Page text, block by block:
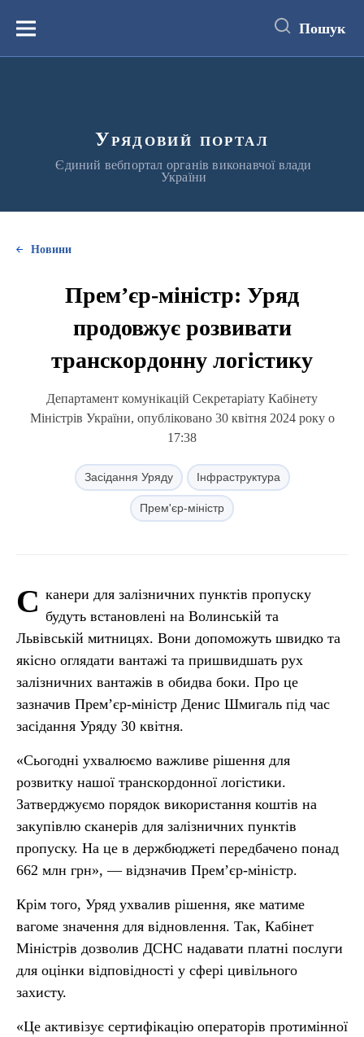
вмістуМеню Пошук
Урядовий портал
Єдиний вебпортал органів виконавчої влади
України
Новини
Прем’єр-міністр: Уряд
продовжує розвивати
транскордонну логістику
Департамент комунікацій Секретаріату Кабінету
Міністрів України, опубліковано 30 квітня 2024 року о
17:38
Засідання Уряду Інфраструктура
Прем'єр-міністр
С канери для залізничних пунктів пропуску
будуть встановлені на Волинській та
Львівській митницях. Вони допоможуть швидко та
якісно оглядати вантажі та пришвидшать рух
залізничних вантажів в обидва боки. Про це
зазначив Прем’єр-міністр Денис Шмигаль під час
засідання Уряду 30 квітня.
«Сьогодні ухвалюємо важливе рішення для
розвитку нашої транскордонної логістики.
Затверджуємо порядок використання коштів на
закупівлю сканерів для залізничних пунктів
пропуску. На це в держбюджеті передбачено понад
662 млн грн», — відзначив Прем’єр-міністр.
Крім того, Уряд ухвалив рішення, яке матиме
вагоме значення для відновлення. Так, Кабінет
Міністрів дозволив ДСНС надавати платні послуги
для оцінки відповідності у сфері цивільного
захисту.
«Це активізує сертифікацію операторів протимінної